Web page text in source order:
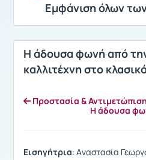
Εμφάνιση όλων
Η άδουσα φωνή από
καλλιτέχνη στο
Προστασία &
Η άδουσα
Εισηγήτρια: Aναστασία